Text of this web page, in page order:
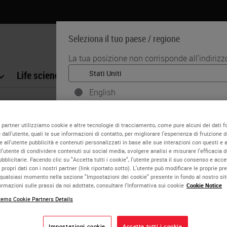
Seleziona il tuo paese / regione
La tua posizione non corrisponde
English
Ogni paese/regione può avere una propria
mediche. Le informazioni che si trovano su
paese sono specifiche e applicabili solo a
limitato a) tutti i dettagli/disponibilità del
promozioni.
Life science Formazione
with readers like you? Pitch your idea for a
about yourself and your proposed topic of interest. Your
partner utilizziamo cookie e altre tecnologie di tracciamento, come pure alcuni dei dati
quali le sue informazioni di contatto, per migliorare l'esperienza di fruizione
all'utente pubblicità e contenuti personalizzati in base alle sue interazioni con questi e
di condividere contenuti sui social media, svolgere analisi e misurare l'efficacia
Facendo clic su "Accetta tutti i cookie", l'utente presta il suo consenso e
dati con i nostri partner (link riportato sotto). L'utente può modificare le proprie
momento nella sezione "Impostazioni dei cookie" presente in fondo al nostro
sulle prassi da noi adottate, consultare l'Informativa sui cookie Cookie Notice
Cookie Partners Details